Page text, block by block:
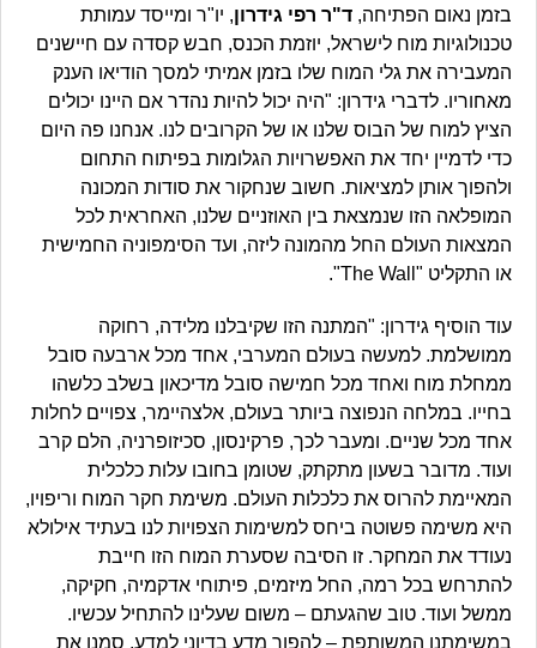
בזמן נאום הפתיחה, ד"ר רפי גידרון, יו"ר ומייסד עמותת
טכנולוגיות מוח לישראל, יוזמת הכנס, חבש קסדה עם חיישנים
המעבירה את גלי המוח שלו בזמן אמיתי למסך הודיאו הענק
מאחוריו. לדברי גידרון: "היה יכול להיות נהדר אם היינו יכולים
הציץ למוח של הבוס שלנו או של הקרובים לנו. אנחנו פה היום
כדי לדמיין יחד את האפשרויות הגלומות בפיתוח התחום
ולהפוך אותן למציאות. חשוב שנחקור את סודות המכונה
המופלאה הזו שנמצאת בין האוזניים שלנו, האחראית לכל
המצאות העולם החל מהמונה ליזה, ועד הסימפוניה החמישית
או התקליט "The Wall".
עוד הוסיף גידרון: "המתנה הזו שקיבלנו מלידה, רחוקה
ממושלמת. למעשה בעולם המערבי, אחד מכל ארבעה סובל
ממחלת מוח ואחד מכל חמישה סובל מדיכאון בשלב כלשהו
בחייו. במלחה הנפוצה ביותר בעולם, אלצהיימר, צפויים לחלות
אחד מכל שניים. ומעבר לכך, פרקינסון, סכיזופרניה, הלם קרב
ועוד. מדובר בשעון מתקתק, שטומן בחובו עלות כלכלית
המאיימת להרוס את כלכלות העולם. משימת חקר המוח וריפויו,
היא משימה פשוטה ביחס למשימות הצפויות לנו בעתיד אילולא
נעודד את המחקר. זו הסיבה שסערת המוח הזו חייבת
להתרחש בכל רמה, החל מיזמים, פיתוחי אדקמיה, חקיקה,
ממשל ועוד. טוב שהגעתם – משום שעלינו להתחיל עכשיו.
במשימתנו המשותפת – להפוך מדע בדיוני למדע. סמנו את